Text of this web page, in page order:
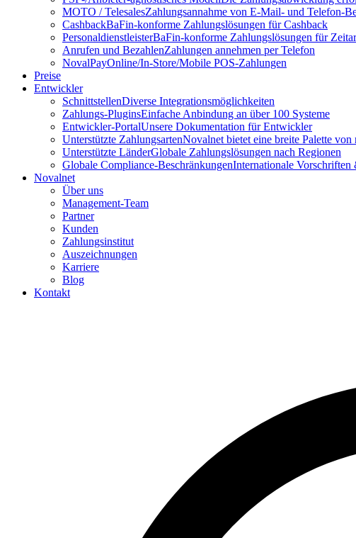
MOTO / TelesalesZahlungsannahme von E-Mail- und Telefon-
CashbackBaFin-konforme Zahlungslösungen für Cashback
PersonaldienstleisterBaFin-konforme Zahlungslösungen für
Anrufen und BezahlenZahlungen annehmen per Telefon
NovalPayOnline/In-Store/Mobile POS-Zahlungen
Preise
Entwickler
SchnittstellenDiverse Integrationsmöglichkeiten
Zahlungs-PluginsEinfache Anbindung an über 100 Systeme
Entwickler-PortalUnsere Dokumentation für Entwickler
Unterstützte ZahlungsartenNovalnet bietet eine breite Palette
Unterstützte LänderGlobale Zahlungslösungen nach Regionen
Globale Compliance-BeschränkungenInternationale Vorschriften
Novalnet
Über uns
Management-Team
Partner
Kunden
Zahlungsinstitut
Auszeichnungen
Karriere
Blog
Kontakt